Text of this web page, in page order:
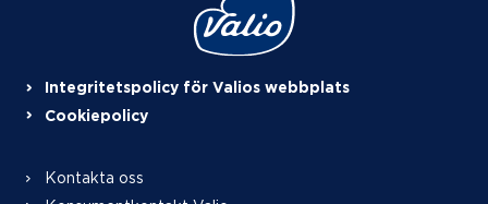
Integritetspolicy för Valios webbplats
Cookiepolicy
Kontakta oss